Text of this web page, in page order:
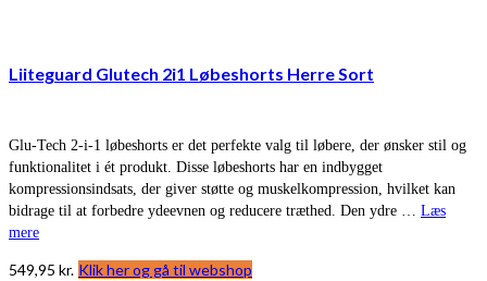
Liiteguard Glutech 2i1 Løbeshorts Herre Sort
Glu-Tech 2-i-1 løbeshorts er det perfekte valg til løbere, der ønsker stil og
funktionalitet i ét produkt. Disse løbeshorts har en indbygget
kompressionsindsats, der giver støtte og muskelkompression, hvilket kan
bidrage til at forbedre ydeevnen og reducere træthed. Den ydre … Læs
mere
549,95 kr. Klik her og gå til webshop